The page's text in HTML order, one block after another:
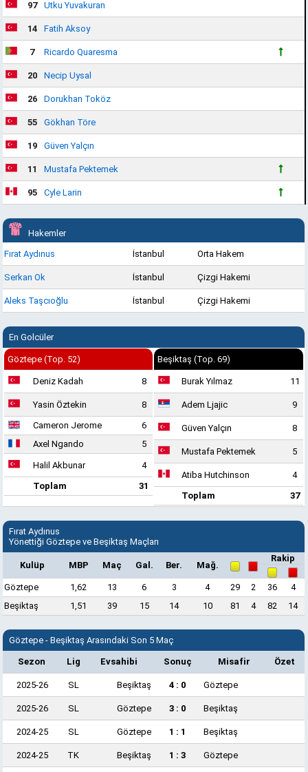
97 Utku Yuvakuran
14 Fatih Aksoy
7 Ricardo Quaresma
20 Necip Uysal
26 Dorukhan Toköz
55 Gökhan Töre
19 Güven Yalçın
11 Mustafa Pektemek
95 Cyle Larin
Hakemler
Fırat Aydınus
İstanbul Orta Hakem
Serkan Ok İstanbul Çizgi Hakemi
Aleks Taşcıoğlu İstanbul Çizgi Hakemi
En Golcüler
Göztepe (Top. 52)
Deniz Kadah 8
Yasin Öztekin
8
Cameron Jerome
6
Axel Ngando
5
Halil Akbunar
4
Toplam
31
Beşiktaş (Top. 69)
Burak Yılmaz 11
Adem Ljajic 9
Güven Yalçın 8
Mustafa Pektemek 5
Atiba Hutchinson
4
Toplam
37
Fırat Aydınus
Yönettiği Göztepe ve Beşiktaş Maçları
Kulüp MBP Maç Gal. Ber. Mağ.
Rakip
Göztepe 1,62 13 6 3 4 29 2 36
4
Beşiktaş
1,51 39 15 14 10 81 4 82 14
Göztepe - Beşiktaş Arasındaki Son 5 Maç
Sezon Lig Evsahibi Sonuç Misafir Özet
2025-26 SL Beşiktaş 4 : 0 Göztepe
2025-26 SL Göztepe 3 : 0 Beşiktaş
2024-25 SL Göztepe 1 : 1 Beşiktaş
2024-25 TK Beşiktaş 1 : 3 Göztepe